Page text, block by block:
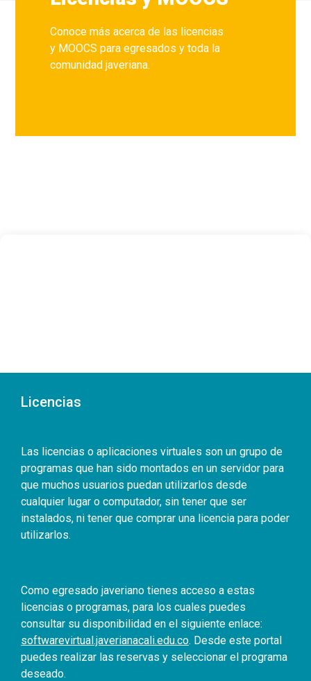
Conoce más acerca de las licencias
y MOOCS para egresados y toda la
comunidad javeriana.
Licencias
Las licencias o aplicaciones virtuales son un grupo de
programas que han sido montados en un servidor para
que muchos usuarios puedan utilizarlos desde
cualquier lugar o computador, sin tener que ser
instalados, ni tener que comprar una licencia para poder
utilizarlos.
Como egresado javeriano tienes acceso a estas
licencias o programas, para los cuales puedes
consultar su disponibilidad en el siguiente enlace:
softwarevirtual.javerianacali.edu.co. Desde este portal
puedes realizar las reservas y seleccionar el programa
deseado.